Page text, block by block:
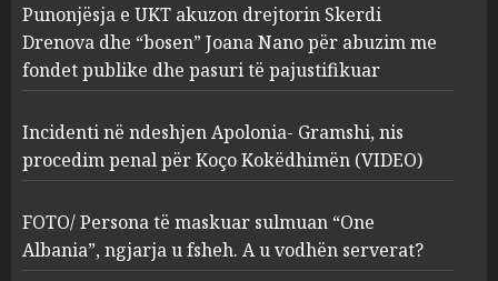
2
Apolonia- Gramshi, nis
procedim penal për Koço
Kokëdhimën (VIDEO)
MARCH 27, 2025
3
FOTO/ Persona të maskuar
sulmuan “One Albania”,
ngjarja u fsheh. A u vodhën
serverat?
MARCH 25, 2025
Punonjësja e UKT akuzon drejtorin Skerdi
Drenova dhe “bosen” Joana Nano për abuzim me
fondet publike dhe pasuri të pajustifikuar
Incidenti në ndeshjen Apolonia- Gramshi, nis
procedim penal për Koço Kokëdhimën (VIDEO)
FOTO/ Persona të maskuar sulmuan “One
Albania”, ngjarja u fsheh. A u vodhën serverat?